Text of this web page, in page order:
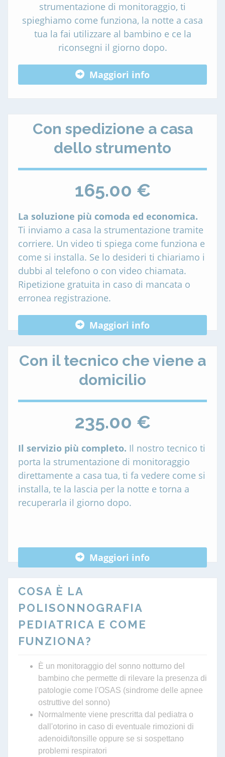
strumentazione di monitoraggio, ti
spieghiamo come funziona, la notte a casa
tua la fai utilizzare al bambino e ce la
riconsegni il giorno dopo.
Maggiori info
Con spedizione a casa
dello strumento
165.00 €
La soluzione più comoda ed economica.
Ti inviamo a casa la strumentazione tramite
corriere. Un video ti spiega come funziona e
come si installa. Se lo desideri ti chiariamo i
dubbi al telefono o con video chiamata.
Ripetizione gratuita in caso di mancata o
erronea registrazione.
Maggiori info
Con il tecnico che viene a
domicilio
235.00 €
Il servizio più completo. Il nostro tecnico ti
porta la strumentazione di monitoraggio
direttamente a casa tua, ti fa vedere come si
installa, te la lascia per la notte e torna a
recuperarla il giorno dopo.
Maggiori info
COSA È LA
POLISONNOGRAFIA
PEDIATRICA E COME
FUNZIONA?
È un monitoraggio del sonno notturno del
bambino che permette di rilevare la presenza di
patologie come l'OSAS (sindrome delle apnee
ostruttive del sonno)
Normalmente viene prescritta dal pediatra o
dall'otorino in caso di eventuale rimozioni di
adenoidi/tonsille oppure se si sospettano
problemi respiratori